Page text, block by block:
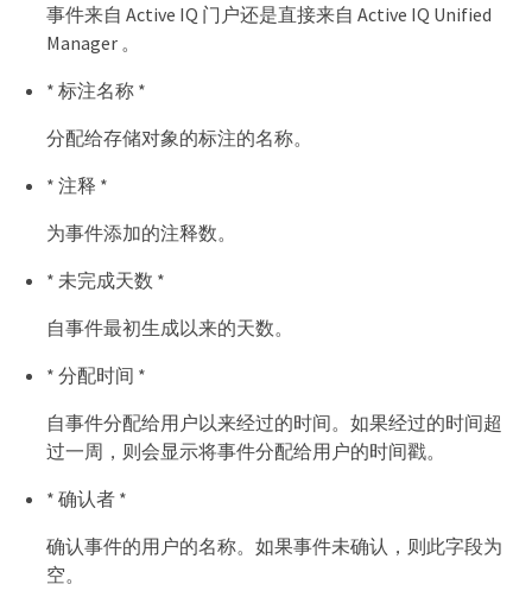
事件来自 Active IQ 门户还是直接来自 Active IQ Unified
Manager 。
* 标注名称 *
分配给存储对象的标注的名称。
* 注释 *
为事件添加的注释数。
* 未完成天数 *
自事件最初生成以来的天数。
* 分配时间 *
自事件分配给用户以来经过的时间。如果经过的时间超
过一周，则会显示将事件分配给用户的时间戳。
* 确认者 *
确认事件的用户的名称。如果事件未确认，则此字段为
空。